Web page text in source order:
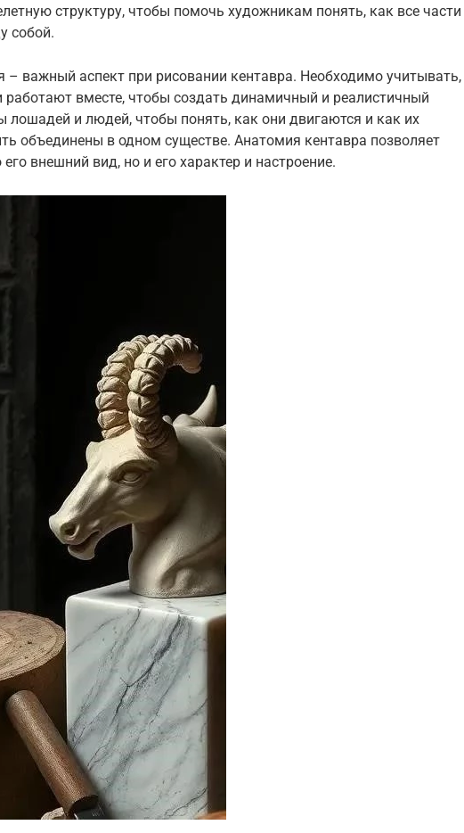
структуру, чтобы помочь художникам понять, как все части
собой.
– важный аспект при рисовании кентавра. Необходимо учитывать,
вместе, чтобы создать динамичный и реалистичный
лошадей и людей, чтобы понять, как они двигаются и как их
объединены в одном существе. Анатомия кентавра позволяет
внешний вид, но и его характер и настроение.